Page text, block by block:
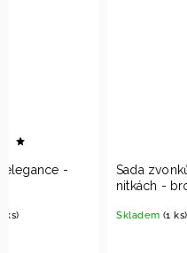
Sada zvonků kuličky na
nitkách - broskvová